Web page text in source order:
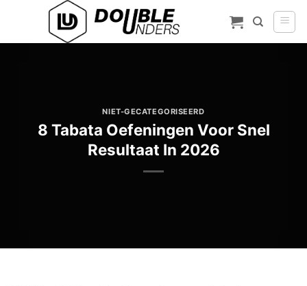
inhoud
NIET-GECATEGORISEERD
8 Tabata Oefeningen Voor Snel
Resultaat In 2026